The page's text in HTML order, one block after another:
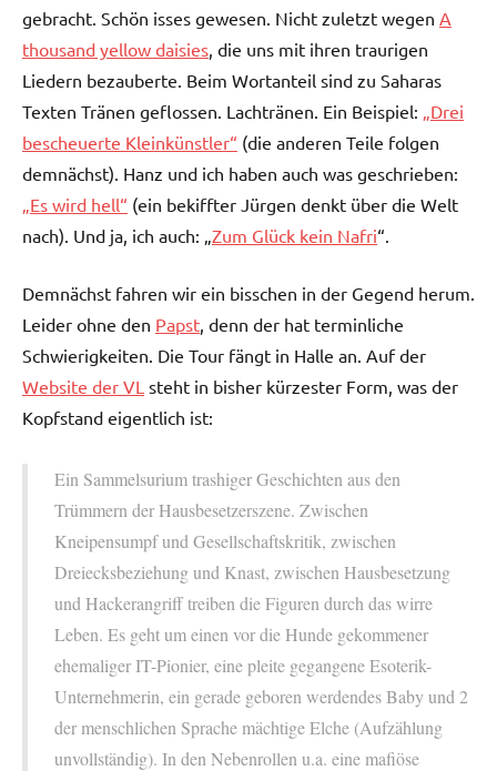
gebracht. Schön isses gewesen. Nicht zuletzt wegen A
thousand yellow daisies, die uns mit ihren traurigen
Liedern bezauberte. Beim Wortanteil sind zu Saharas
Texten Tränen geflossen. Lachtränen. Ein Beispiel: „Drei
bescheuerte Kleinkünstler“ (die anderen Teile folgen
demnächst). Hanz und ich haben auch was geschrieben:
„Es wird hell“ (ein bekiffter Jürgen denkt über die Welt
nach). Und ja, ich auch: „Zum Glück kein Nafri“.
Demnächst fahren wir ein bisschen in der Gegend herum.
Leider ohne den Papst, denn der hat terminliche
Schwierigkeiten. Die Tour fängt in Halle an. Auf der
Website der VL steht in bisher kürzester Form, was der
Kopfstand eigentlich ist:
Ein Sammelsurium trashiger Geschichten aus den
Trümmern der Hausbesetzerszene. Zwischen
Kneipensumpf und Gesellschaftskritik, zwischen
Dreiecksbeziehung und Knast, zwischen Hausbesetzung
und Hackerangriff treiben die Figuren durch das wirre
Leben. Es geht um einen vor die Hunde gekommener
ehemaliger IT-Pionier, eine pleite gegangene Esoterik-
Unternehmerin, ein gerade geboren werdendes Baby und 2
der menschlichen Sprache mächtige Elche (Aufzählung
unvollständig). In den Nebenrollen u.a. eine mafiöse